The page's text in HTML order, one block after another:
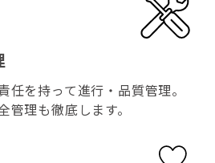
任を持って進行・品質管理。
理も徹底します。